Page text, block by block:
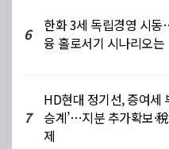
6
한화 3세 독립경영 시
융 홀로서기 시나리오는
7
HD현대 정기선, 증여세
승계’…지분 추가확보·
제